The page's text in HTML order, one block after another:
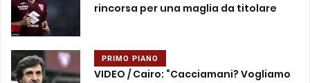
rincorsa per una maglia da titolare
PRIMO PIANO
VIDEO / Cairo: “Cacciamani? Vogliamo